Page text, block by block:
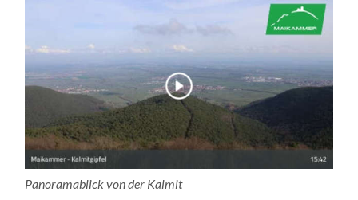
Panoramablick von der Kalmit